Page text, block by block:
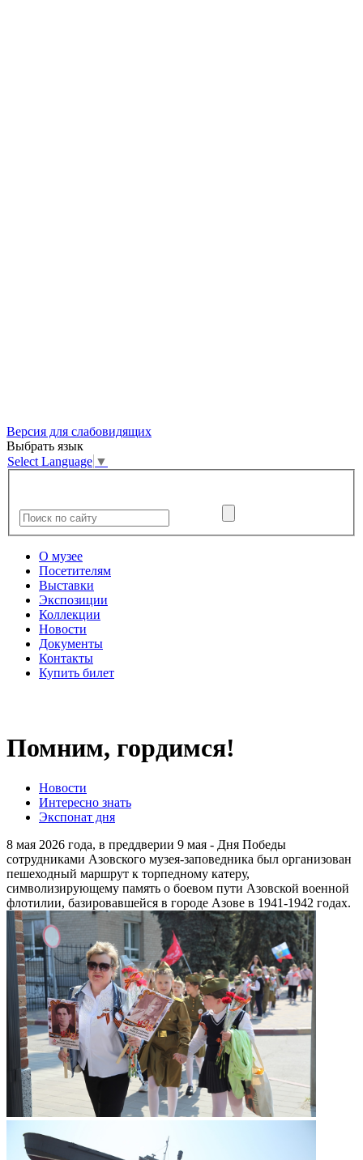
Версия для слабовидящих
Выбрать язык
Select Language ▼
О музее
Посетителям
Выставки
Экспозиции
Коллекции
Новости
Документы
Контакты
Купить билет
Помним, гордимся!
Новости
Интересно знать
Экспонат дня
8 мая 2026 года, в преддверии 9 мая - Дня Победы
сотрудниками Азовского музея-заповедника был организован
пешеходный маршрут к торпедному катеру,
символизирующему память о боевом пути Азовской военной
флотилии, базировавшейся в городе Азове в 1941-1942 годах.